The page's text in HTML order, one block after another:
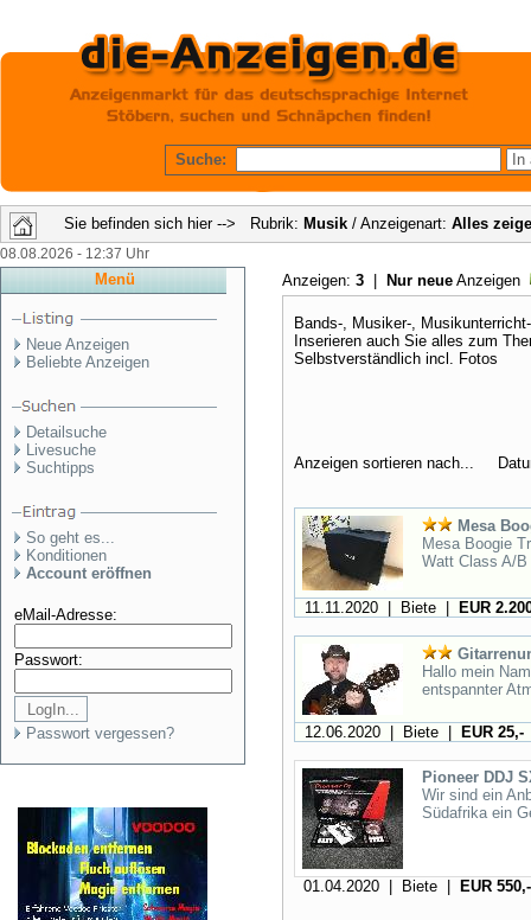
Suche:
Sie befinden sich hier --> Rubrik: Musik / Anzeigenart: Alles
08.08.2026 - 12:37 Uhr
Menü
Neue Anzeigen
Beliebte Anzeigen
Detailsuche
Livesuche
Suchtipps
So geht es...
Konditionen
Account eröffnen
eMail-Adresse:
Passwort:
Passwort vergessen?
Anzeigen: 3 Nur neue Anzeigen
Bands-, Musiker-,
Inserieren auch Sie alles zum
Selbstverständlich incl. Fotos
Anzeigen sortieren nach...
Mesa
Mesa Boogie
Watt Class A/
11.11.2020 | Biete | EUR
Hallo mein
entspannter
12.06.2020 | Biete | EUR 25,-
Pioneer DDJ
Wir sind ein
Südafrika ein
01.04.2020 | Biete | EUR 550,-